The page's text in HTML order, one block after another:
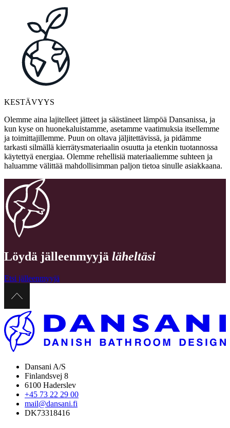
KESTÄVYYS
Olemme aina lajitelleet jätteet ja säästäneet lämpöä Dansanissa, ja
kun kyse on huonekaluistamme, asetamme vaatimuksia itsellemme
ja toimittajillemme. Puun on oltava jäljitettävissä, ja pidämme
tarkasti silmällä kierrätysmateriaalin osuutta ja etenkin tuotannossa
käytettyä energiaa. Olemme rehellisiä materiaaliemme suhteen ja
haluamme välittää mahdollisimman paljon tietoa sinulle asiakkaana.
Löydä jälleenmyyjä läheltäsi
Etsi jälleenmyyjä
Dansani A/S
Finlandsvej 8
6100 Haderslev
+45 73 22 29 00
mail@dansani.fi
DK73318416